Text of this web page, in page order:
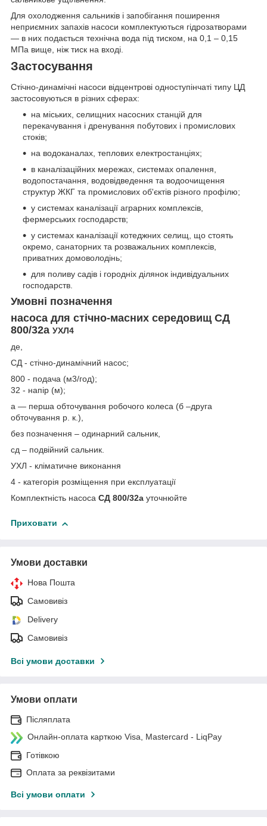
Для охолодження сальників і запобігання поширення
неприємних запахів насоси комплектуються гідрозатворами
— в них подається технічна вода під тиском, на 0,1 – 0,15
МПа вище, ніж тиск на вході.
Застосування
Стічно-динамічні насоси відцентрові одноступінчаті типу ЦД
застосовуються в різних сферах:
на міських, селищних насосних станцій для
перекачування і дренування побутових і промислових
стоків;
на водоканалах, теплових електростанціях;
в каналізаційних мережах, системах опалення,
водопостачання, водовідведення та водоочищення
структур ЖКГ та промислових об'єктів різного профілю;
у системах каналізації аграрних комплексів,
фермерських господарств;
у системах каналізації котеджних селищ, що стоять
окремо, санаторних та розважальних комплексів,
приватних домоволодінь;
для поливу садів і городніх ділянок індивідуальних
господарств.
Умовні позначення
насоса для стічно-масних середовищ СД
800/32а УХЛ4
де,
СД - стічно-динамічний насос;
800 - подача (м3/год);
32 - напір (м);
а — перша обточування робочого колеса (б –друга
обточування р. к.),
без позначення – одинарний сальник,
сд – подвійний сальник.
УХЛ - кліматичне виконання
4 - категорія розміщення при експлуатації
Комплектність насоса СД 800/32а уточнюйте
Приховати
Умови доставки
Нова Пошта
Самовивіз
Delivery
Самовивіз
Всі умови доставки
Умови оплати
Післяплата
Онлайн-оплата карткою Visa, Mastercard - LiqPay
Готівкою
Оплата за реквізитами
Всі умови оплати